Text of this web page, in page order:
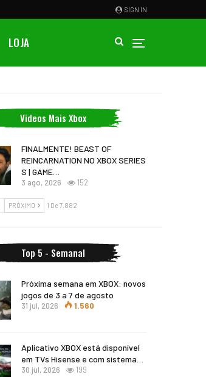
SIGN IN
LOJA
Videos Mais Xbox
FINALMENTE! BEAST OF
REINCARNATION NO XBOX SERIES
S | GAME…
3 ago, 2026 152
PRÓXIMO 1 De 7.882
Top 5 - Semanal
Próxima semana em XBOX: novos
jogos de 3 a 7 de agosto
31 jul, 2026 1.560
Aplicativo XBOX está disponível
em TVs Hisense e com sistema…
30 jul, 2026 199